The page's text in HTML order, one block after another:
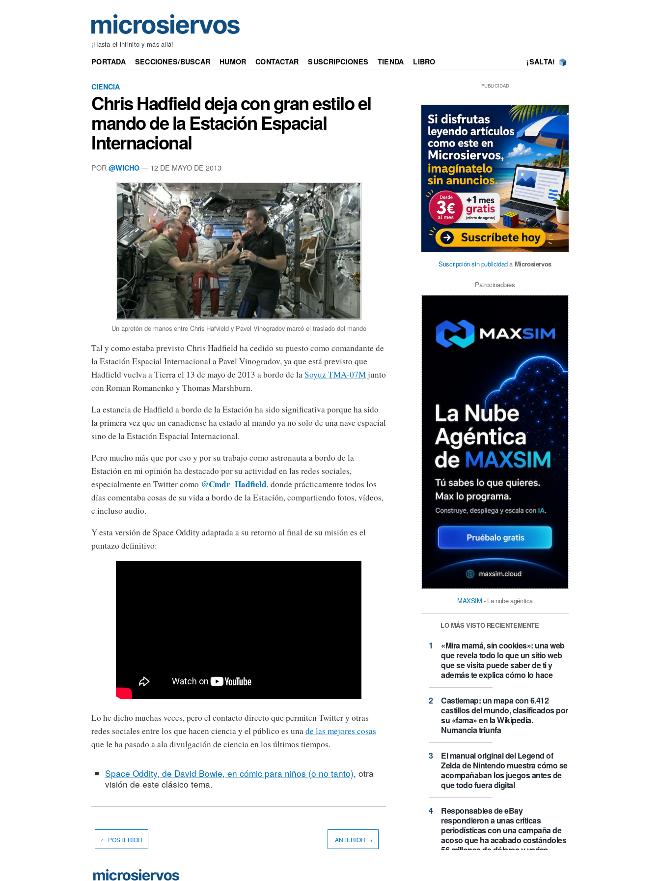
¡Hasta el infinito y más allá!
PORTADA SECCIONES/BUSCAR HUMOR CONTACTAR SUSCRIPCIONES TIENDA LIBRO ¡SALTA!
CIENCIA
Chris Hadfield deja con gran estilo el
mando de la Estación Espacial
Internacional
POR @WICHO — 12 DE MAYO DE 2013
Un apretón de manos entre Chris Hafvield y Pavel Vinogradov marcó el traslado del mando
Tal y como estaba previsto Chris Hadfield ha cedido su puesto como comandante de
la Estación Espacial Internacional a Pavel Vinogradov, ya que está previsto que
Hadfield vuelva a Tierra el 13 de mayo de 2013 a bordo de la Soyuz TMA-07Mjunto
con Roman Romanenko y Thomas Marshburn.
La estancia de Hadfield a bordo de la Estación ha sido significativa porque ha sido
la primera vez que un canadiense ha estado al mando ya no solo de una nave espacial
sino de la Estación Espacial Internacional.
Pero mucho más que por eso y por su trabajo como astronauta a bordo de la
Estación en mi opinión ha destacado por su actividad en las redes sociales,
especialmente en Twitter como @Cmdr_Hadfield, donde prácticamente todos los
días comentaba cosas de su vida a bordo de la Estación, compartiendo fotos, vídeos,
e incluso audio.
Y esta versión de Space Oddity adaptada a su retorno al final de su misión es el
puntazo definitivo:
Lo he dicho muchas veces, pero el contacto directo que permiten Twitter y otras
redes sociales entre los que hacen ciencia y el público es unade las mejores cosas
que le ha pasado a ala divulgación de ciencia en los últimos tiempos.
Space Oddity, de David Bowie, en cómic para niños (o no tanto), otra
visión de este clásico tema.
PUBLICIDAD
Suscripción sin publicidada Microsiervos
Patrocinadores
MAXSIM - La nube agéntica
LO MÁS VISTO RECIENTEMENTE
«Mira mamá, sin cookies»: una web
que revela todo lo que un sitio web
que se visita puede saber de ti y
además te explica cómo lo hace
Castlemap: un mapa con 6.412
castillos del mundo, clasificados por
su «fama» en la Wikipedia.
Numancia triunfa
El manual original del Legend of
Zelda de Nintendo muestra cómo se
acompañaban los juegos antes de
que todo fuera digital
Responsables de eBay
respondieron a unas críticas
periodísticas con una campaña de
acoso que ha acabado costándoles
56 millones de dólares y varias
← POSTERIOR ANTERIOR →